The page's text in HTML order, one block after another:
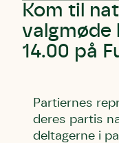
Kom til
valgmøde
14.00 på
Partiernes
deres partis
deltagerne i
Fornavn
Fornavn
Fornavn